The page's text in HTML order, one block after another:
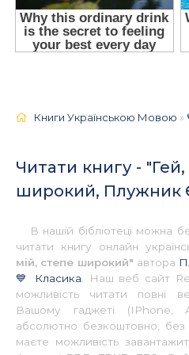
Книги Українською Мовою »
Читати книгу -
широкий, Плужник
В нашій бібліотеці можна
читати книгу онлайн
мій, степе широкий" автора
💙 Класика . Наш веб сайт
можливість читати повні
Вашому гаджеті (IPhone,
абсолютно безкоштовно,
маєте можливість